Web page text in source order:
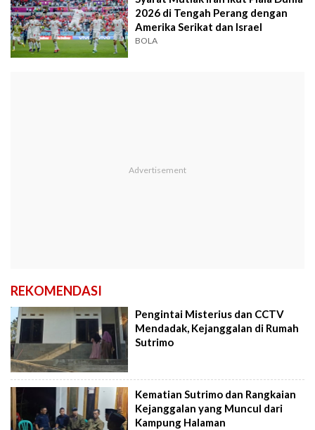
2026 di Tengah Perang dengan
Amerika Serikat dan Israel
BOLA
REKOMENDASI
Pengintai Misterius dan CCTV
Mendadak, Kejanggalan di Rumah
Sutrimo
Kematian Sutrimo dan Rangkaian
Kejanggalan yang Muncul dari
Kampung Halaman